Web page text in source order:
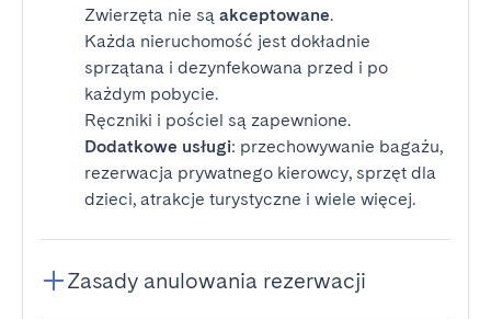
Zwierzęta nie są akceptowane.
Każda nieruchomość jest dokładnie
sprzątana i dezynfekowana przed i po
każdym pobycie.
Ręczniki i pościel są zapewnione.
Dodatkowe usługi: przechowywanie bagażu,
rezerwacja prywatnego kierowcy, sprzęt dla
dzieci, atrakcje turystyczne i wiele więcej.
Zasady anulowania rezerwacji